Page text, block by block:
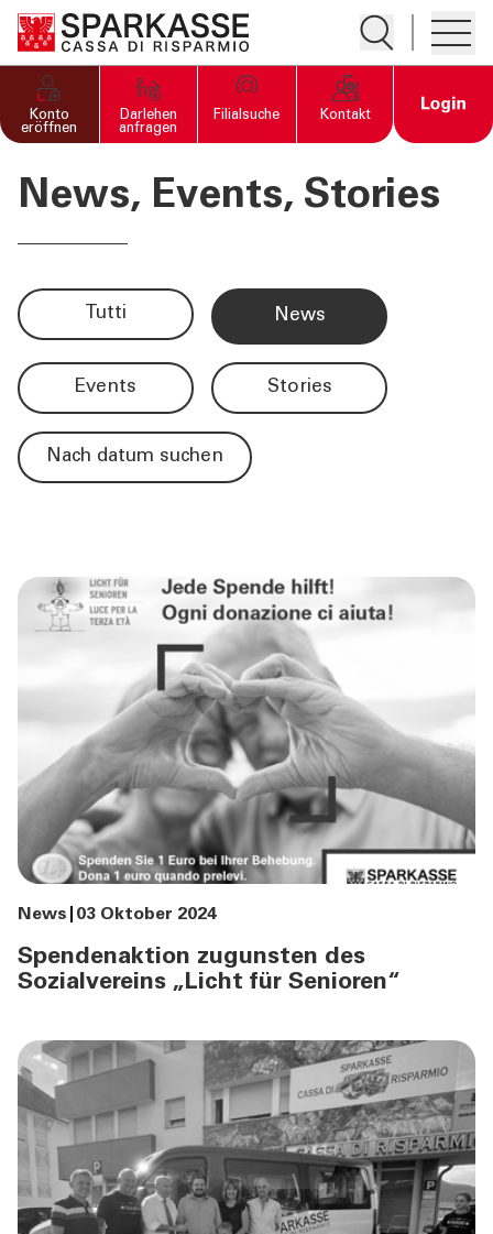
Suche öffnen
PRIVATKUNDEN UND
FAMILIEN
GESCHÄFTSKUNDEN
PRIVATKUNDEN
GESCHÄFTSKUNDEN
MEHR ALS BANK
TOOLS
News, Events und Stories
Cybersecurity
Journal
Sponsoring
Newsletter
Konto
eröffnen
Darlehen
anfragen
Filialsuche Kontakt Open
News, Events, Stories
Tutti news
events stories
nach datum suchen
News 03 Oktober 2024
Spendenaktion zugunsten des
Sozialvereins „Licht für Senioren“